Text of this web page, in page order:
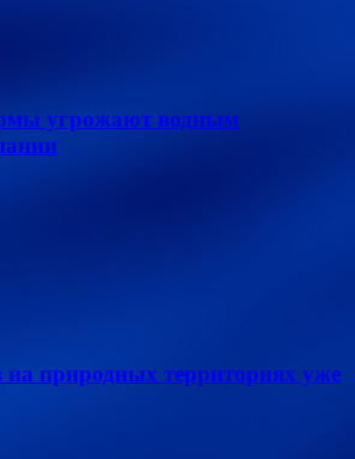
угрожают водным
на природных территориях уже